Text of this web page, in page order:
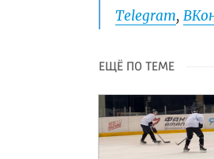
Telegram,
ЕЩЁ ПО ТЕМЕ